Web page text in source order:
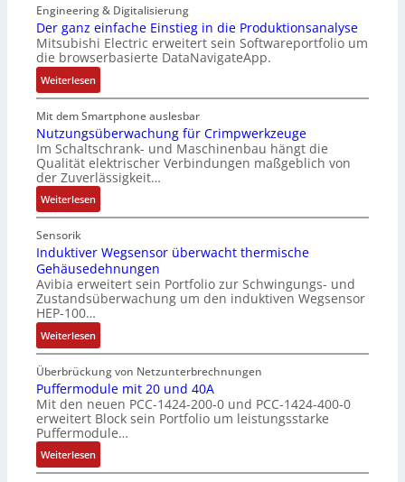
i
t
E
n
c
o
d
e
r
i
a
n
g
u
l
a
t
i
o
n
t
e
i
l
e
r
h
ä
l
S
c
h
t
z
l
a
k
b
e
s
c
h
i
c
h
n
s
o
r
l
o
s
e
F
a
n
g
s
h
a
l
t
u
n
g
Engineering & Digitalisierung
Der ganz einfache Einstieg in die Produktionsanalyse
Mitsubishi Electric erweitert sein Softwareportfolio um
die browserbasierte DataNavigateApp.
Weiterlesen:
D
e
r
g
a
n
z
e
n
f
a
c
h
e
E
i
n
s
t
i
e
g
Mit dem Smartphone auslesbar
Nutzungsüberwachung für Crimpwerkzeuge
Im Schaltschrank- und Maschinenbau hängt die
Qualität elektrischer Verbindungen maßgeblich von
der Zuverlässigkeit…
Weiterlesen:
N
t
z
u
n
s
ü
b
e
r
w
a
c
h
Sensorik
Induktiver Wegsensor überwacht thermische
Gehäusedehnungen
Avibia erweitert sein Portfolio zur Schwingungs- und
Zustandsüberwachung um den induktiven Wegsensor
HEP-100…
Weiterlesen:
I
n
d
u
k
t
i
v
Überbrückung von Netzunterbrechnungen
Puffermodule mit 20 und 40A
Mit den neuen PCC-1424-200-0 und PCC-1424-400-0
erweitert Block sein Portfolio um leistungsstarke
Puffermodule…
Weiterlesen:
P